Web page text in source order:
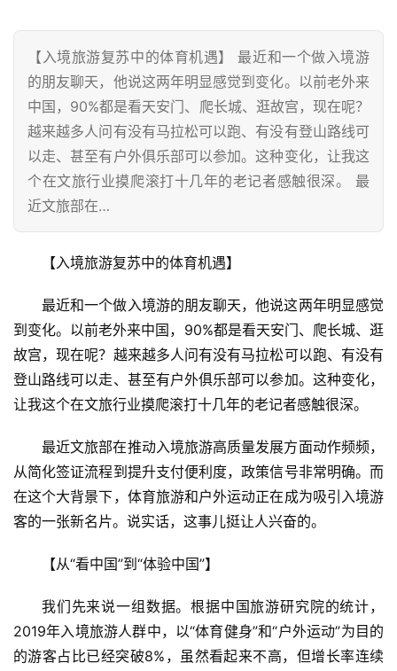
【入境旅游复苏中的体育机遇】 最近和一个做入境游
的朋友聊天，他说这两年明显感觉到变化。以前老外来
中国，90%都是看天安门、爬长城、逛故宫，现在呢？
越来越多人问有没有马拉松可以跑、有没有登山路线可
以走、甚至有户外俱乐部可以参加。这种变化，让我这
个在文旅行业摸爬滚打十几年的老记者感触很深。 最
近文旅部在…
【入境旅游复苏中的体育机遇】
最近和一个做入境游的朋友聊天，他说这两年明显感觉
到变化。以前老外来中国，90%都是看天安门、爬长城、逛
故宫，现在呢？越来越多人问有没有马拉松可以跑、有没有
登山路线可以走、甚至有户外俱乐部可以参加。这种变化，
让我这个在文旅行业摸爬滚打十几年的老记者感触很深。
最近文旅部在推动入境旅游高质量发展方面动作频频，
从简化签证流程到提升支付便利度，政策信号非常明确。而
在这个大背景下，体育旅游和户外运动正在成为吸引入境游
客的一张新名片。说实话，这事儿挺让人兴奋的。
【从“看中国”到“体验中国”】
我们先来说一组数据。根据中国旅游研究院的统计，
2019年入境旅游人群中，以“体育健身”和“户外运动”为目的
的游客占比已经突破8%，虽然看起来不高，但增长率连续